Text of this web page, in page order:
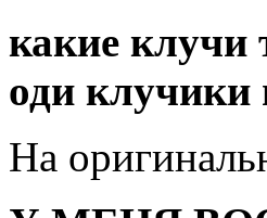
какие клучи
оди клучики
На